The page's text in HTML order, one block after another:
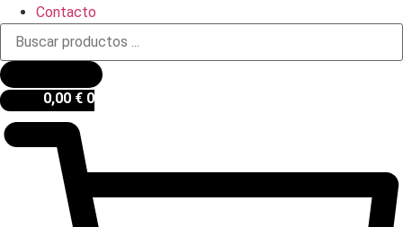
Contacto
Búsqueda
productos
0,00 € 0